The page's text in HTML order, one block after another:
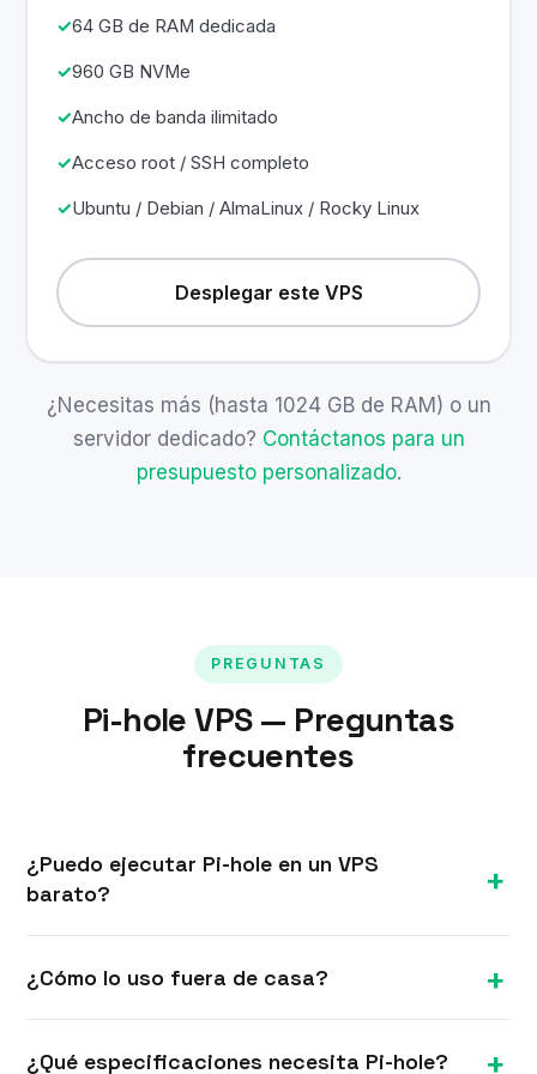
64 GB de RAM dedicada
960 GB NVMe
Ancho de banda ilimitado
Acceso root / SSH completo
Ubuntu / Debian / AlmaLinux / Rocky Linux
Desplegar este VPS
¿Necesitas más (hasta 1024 GB de RAM) o un
servidor dedicado? Contáctanos para un
presupuesto personalizado.
PREGUNTAS
Pi-hole VPS — Preguntas
frecuentes
¿Puedo ejecutar Pi-hole en un VPS
barato?
Linux, ofreciéndote bloqueo de anuncios en toda
especialmente útil combinado con una VPN
¿Cómo lo uso fuera de casa?
¿Qué especificaciones necesita Pi-hole?